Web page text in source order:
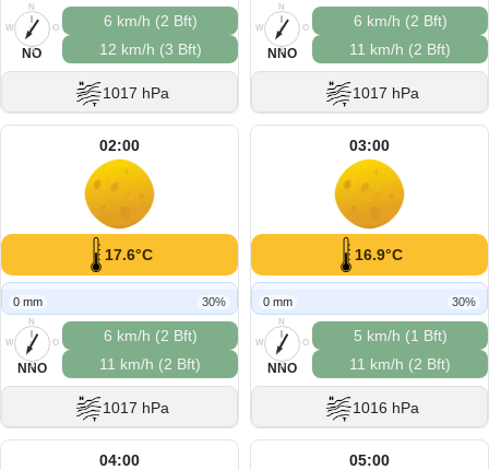
N
O
S
W
NO
6 km/h (2 Bft)
12 km/h (3 Bft)
1017 hPa
N
O
S
W
NNO
6 km/h (2 Bft)
11 km/h (2 Bft)
1017 hPa
02:00
17.6°C
0 mm 30%
N
O
S
W
NNO
6 km/h (2 Bft)
11 km/h (2 Bft)
1017 hPa
03:00
16.9°C
0 mm 30%
N
O
S
W
NNO
5 km/h (1 Bft)
11 km/h (2 Bft)
1016 hPa
04:00 05:00